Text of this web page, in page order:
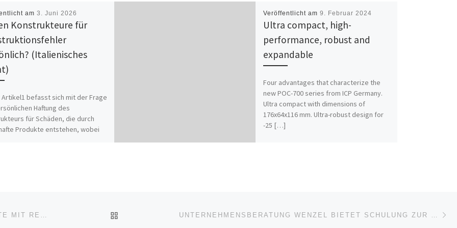
am 3. Juni 2026
Konstrukteure für
(Italienisches
Artikel1 befasst sich mit der Frage
Haftung des
für Schäden, die durch
Produkte entstehen, wobei
Veröffentlicht am 9. Februar 2024
Ultra compact, high-
performance, robust and
expandable
Four advantages that characterize the
new POC-700 series from ICP Germany.
Ultra compact with dimensions of
176x64x116 mm. Ultra-robust design for
-25 […]
ZURÜCK ZUR BEITRAGSLISTE